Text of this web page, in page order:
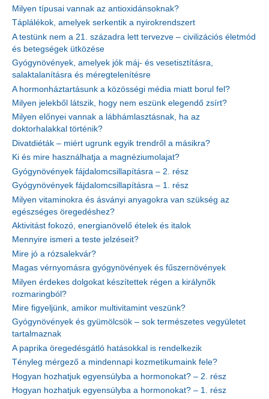
Milyen típusai vannak az antioxidánsoknak?
Táplálékok, amelyek serkentik a nyirokrendszert
A testünk nem a 21. századra lett tervezve – civilizációs életmód
és betegségek ütközése
Gyógynövények, amelyek jók máj- és vesetisztításra,
salaktalanításra és méregtelenítésre
A hormonháztartásunk a közösségi média miatt borul fel?
Milyen jelekből látszik, hogy nem eszünk elegendő zsírt?
Milyen előnyei vannak a lábhámlasztásnak, ha az
doktorhalakkal történik?
Divatdiéták – miért ugrunk egyik trendről a másikra?
Ki és mire használhatja a magnéziumolajat?
Gyógynövények fájdalomcsillapításra – 2. rész
Gyógynövények fájdalomcsillapításra – 1. rész
Milyen vitaminokra és ásványi anyagokra van szükség az
egészséges öregedéshez?
Aktivitást fokozó, energianövelő ételek és italok
Mennyire ismeri a teste jelzéseit?
Mire jó a rózsalekvár?
Magas vérnyomásra gyógynövények és fűszernövények
Milyen érdekes dolgokat készítettek régen a királynők
rozmaringból?
Mire figyeljünk, amikor multivitamint veszünk?
Gyógynövények és gyümölcsök – sok természetes vegyületet
tartalmaznak
A paprika öregedésgátló hatásokkal is rendelkezik
Tényleg mérgező a mindennapi kozmetikumaink fele?
Hogyan hozhatjuk egyensúlyba a hormonokat? – 2. rész
Hogyan hozhatjuk egyensúlyba a hormonokat? – 1. rész